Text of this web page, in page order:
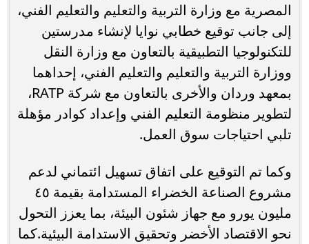
المصرية مع وزارة التربية والتعليم والتعليم الفني،
إلى جانب توقيع خطابي نوايا لإنشاء مدرستين
للتكنولوجيا التطبيقية بالتعاون مع وزارة النقل
ووزارة التربية والتعليم والتعليم الفني، إحداهما
بمعهد وردان والأخرى بالتعاون مع شركة RATP،
لتطوير منظومة التعليم الفني وإعداد كوادر مؤهلة
تلبي احتياجات سوق العمل.
وكما تم التوقيع على اتفاق تسهيل ائتماني لدعم
مشروع الصناعة الخضراء المستدامة بقيمة ٤٥
مليون يورو مع جهاز شئون البيئة، بما يعزز التحول
نحو الاقتصاد الأخضر وتحقيق الاستدامة البيئية.كما